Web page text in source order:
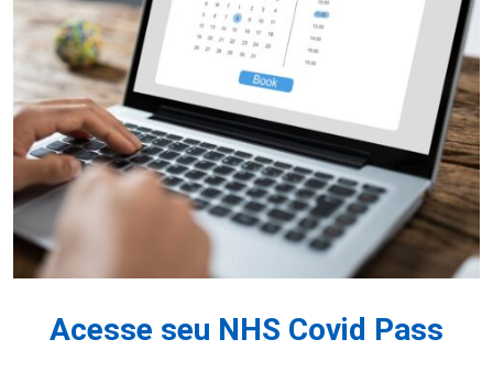
Acesse seu NHS Covid Pass